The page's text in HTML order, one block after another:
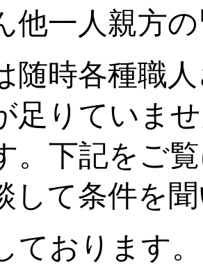
他一人親方
随時各種職
足りていま
。下記をご
して条件を
ております。